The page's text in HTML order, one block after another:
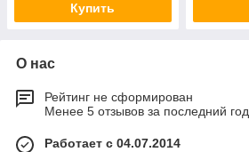
Купить
О нас
Рейтинг не сформирован
Менее 5 отзывов за последний год
Работает с 04.07.2014